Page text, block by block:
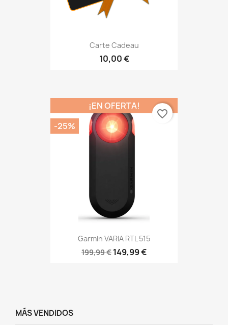
Carte Cadeau
10,00 €
Garmin VARIA RTL 515
199,99 € 149,99 €
¡EN OFERTA!
-25%
favorite_border
MÁS VENDIDOS